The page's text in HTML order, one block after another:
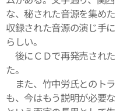
な、秘された音源を集め
収録された音源の演じ手
らしい。
後にＣＤで再発売され
た。
また、竹中労氏とのト
も、今はもう説明が必要